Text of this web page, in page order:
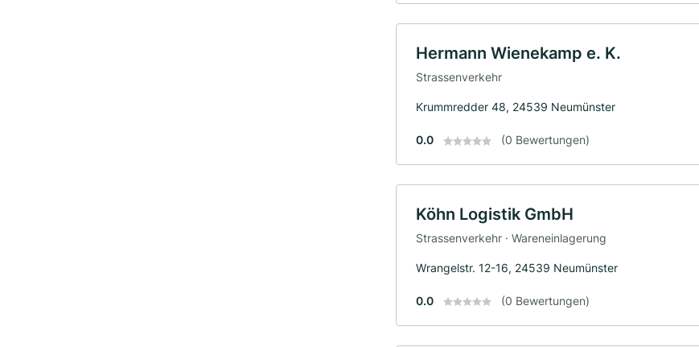
Hermann Wienekamp e. K.
Strassenverkehr
Krummredder 48, 24539 Neumünster
0.0 (0 Bewertungen)
Köhn Logistik GmbH
Strassenverkehr · Wareneinlagerung
Wrangelstr. 12-16, 24539 Neumünster
0.0 (0 Bewertungen)